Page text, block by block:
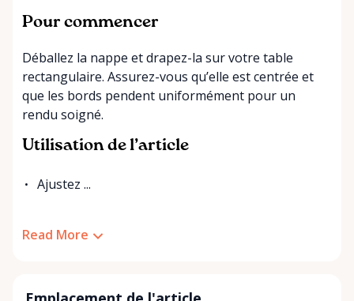
Pour commencer
Déballez la nappe et drapez-la sur votre table
rectangulaire. Assurez-vous qu’elle est centrée et
que les bords pendent uniformément pour un
rendu soigné.
Utilisation de l’article
Ajustez ...
Read More